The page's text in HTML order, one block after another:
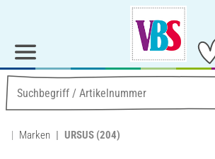
Marken URSUS (204)